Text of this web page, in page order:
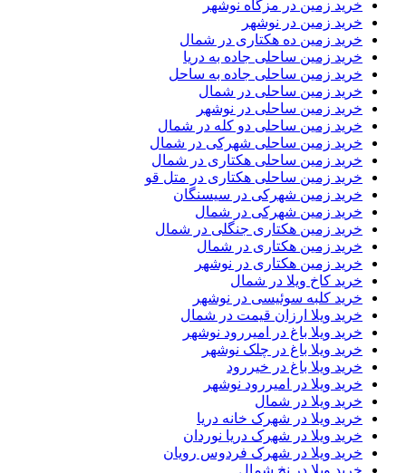
خرید زمین در مزگاه نوشهر
خرید زمین در نوشهر
خرید زمین ده هکتاری در شمال
خرید زمین ساحلی جاده به دریا
خرید زمین ساحلی جاده به ساحل
خرید زمین ساحلی در شمال
خرید زمین ساحلی در نوشهر
خرید زمین ساحلی دو کله در شمال
خرید زمین ساحلی شهرکی در شمال
خرید زمین ساحلی هکتاری در شمال
خرید زمین ساحلی هکتاری در متل قو
خرید زمین شهرکی در سیسنگان
خرید زمین شهرکی در شمال
خرید زمین هکتاری جنگلی در شمال
خرید زمین هکتاری در شمال
خرید زمین هکتاری در نوشهر
خرید کاخ ویلا در شمال
خرید کلبه سوئیسی در نوشهر
خرید ویلا ارزان قیمت در شمال
خرید ویلا باغ در امیررود نوشهر
خرید ویلا باغ در چلک نوشهر
خرید ویلا باغ در خیررود
خرید ویلا در امیررود نوشهر
خرید ویلا در شمال
خرید ویلا در شهرک خانه دریا
خرید ویلا در شهرک دریا نوردان
خرید ویلا در شهرک فردوس رویان
خرید ویلا در نخ شمال